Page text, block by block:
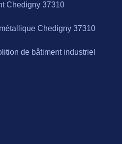
Chedigny 37310
Chedigny 37310
de bâtiment industriel